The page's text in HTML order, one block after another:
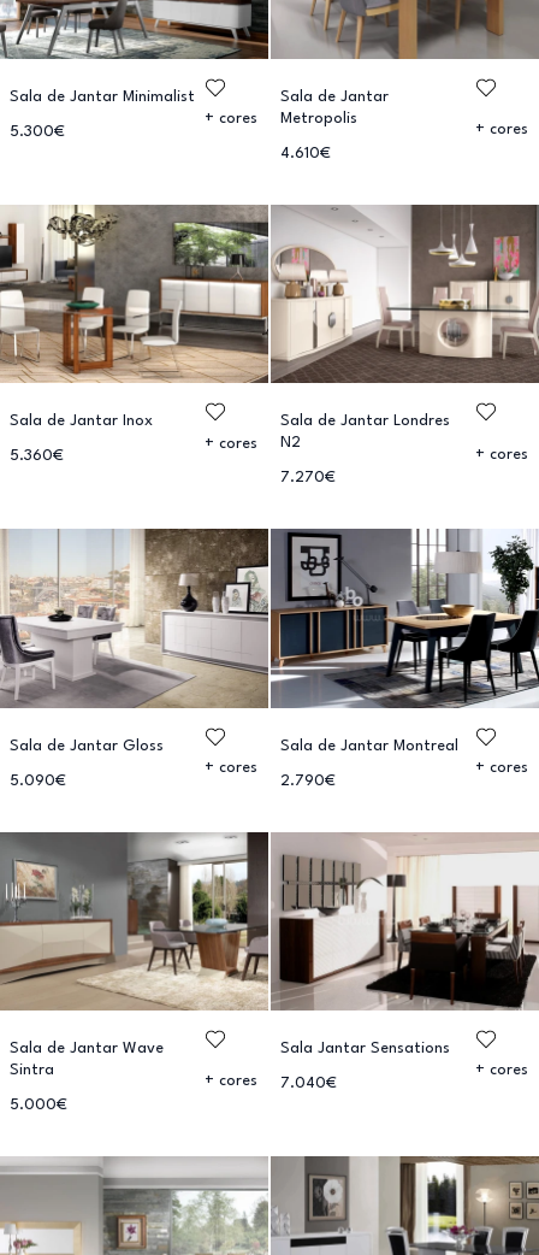
Sala de Jantar Minimalist
5.300€
+ cores
Sala de Jantar
Metropolis
4.610€
+ cores
Sala de Jantar Inox
5.360€
+ cores
Sala de Jantar Londres
N2
7.270€
+ cores
Sala de Jantar Gloss
5.090€
+ cores
Sala de Jantar Montreal
2.790€
+ cores
Sala de Jantar Wave
Sintra
5.000€
+ cores
Sala Jantar Sensations
7.040€
+ cores